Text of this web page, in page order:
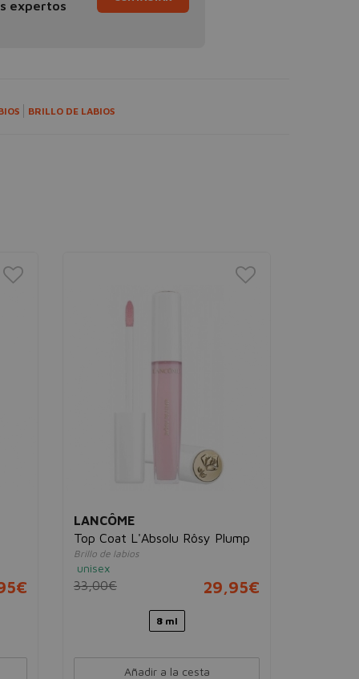
expertos
BRILLO DE LABIOS
LANCÔME
Top Coat L'Absolu Rôsy Plump
Brillo de labios
unisex
33,00€ 29,95€
8 ml
Añadir a la cesta